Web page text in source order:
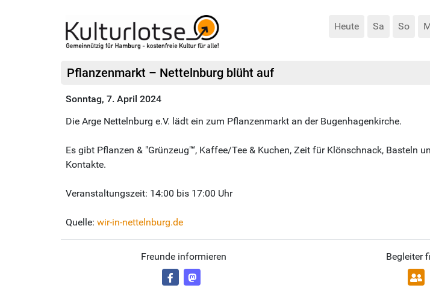
Heute Sa So
Pflanzenmarkt – Nettelnburg blüht auf
Sonntag, 7. April 2024
Die Arge Nettelnburg e.V. lädt ein zum Pflanzenmarkt an der Bugenhagenkirche.
Es gibt Pflanzen & "Grünzeug"“, Kaffee/Tee & Kuchen, Zeit für Klönschnack, Basteln
Kontakte.
Veranstaltungszeit: 14:00 bis 17:00 Uhr
Quelle: wir-in-nettelnburg.de
Freunde informieren Begleiter